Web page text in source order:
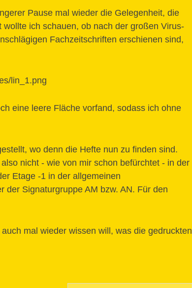
Pause mal wieder die Gelegenheit, die
wollte ich schauen, ob nach der großen Virus-
Fachzeitschriften erschienen sind,
eine leere Fläche vorfand, sodass ich ohne
wo denn die Hefte nun zu finden sind.
nicht - wie von mir schon befürchtet - in der
Etage -1 in der allgemeinen
der Signaturgruppe AM bzw. AN. Für den
mal wieder wissen will, was die gedruckten